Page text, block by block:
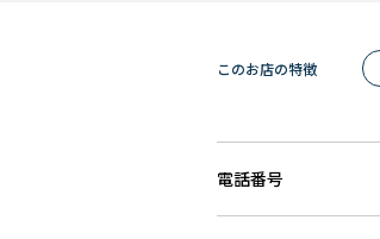
このお店の特徴
電話番号